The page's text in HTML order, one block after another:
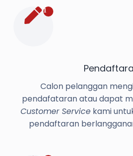
1
Calon pelanggan
pendafataran atau dapat
Customer Servicekami
pendaftaran